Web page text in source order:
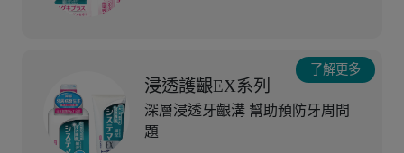
浸透護齦EX系列
深層浸透牙齦溝 幫助預防牙周問
題
了解更多